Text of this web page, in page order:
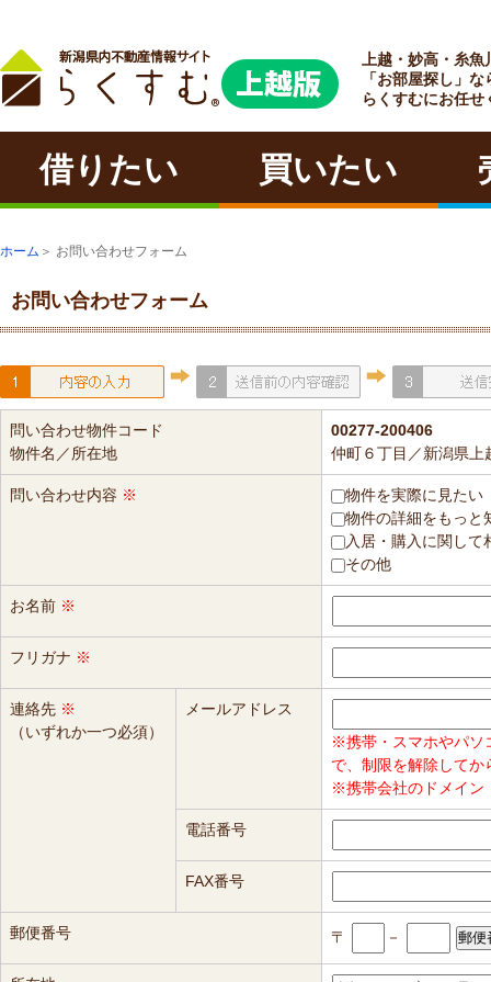
ラクチン
上越・妙高・糸魚
「お部屋探し」な
らくすむにお任せ
借りたい 買いたい
ホーム ＞ お問い合わせフォーム
お問い合わせフォーム
問い合わせ物件コード
物件名／所在地
00277-200406
仲町６丁目／新潟県上
問い合わせ内容 ※
物件を実際に見たい
物件の詳細をもっと
入居・購入に関して
その他
お名前 ※
フリガナ ※
連絡先 ※
（いずれか一つ必須）
メールアドレス
※携帯・スマホやパソ
で、制限を解除して
※携帯会社のドメイン
電話番号
FAX番号
郵便番号 〒 －